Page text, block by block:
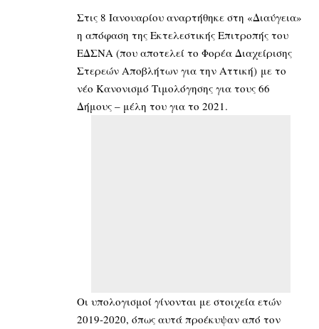
Στις 8 Ιανουαρίου αναρτήθηκε στη «Διαύγεια»
η απόφαση της Εκτελεστικής Επιτροπής του
ΕΔΣΝΑ (που αποτελεί το Φορέα Διαχείρισης
Στερεών Αποβλήτων για την Αττική) με το
νέο Κανονισμό Τιμολόγησης για τους 66
Δήμους – μέλη του για το 2021.
Οι υπολογισμοί γίνονται με στοιχεία ετών
2019-2020, όπως αυτά προέκυψαν από τον